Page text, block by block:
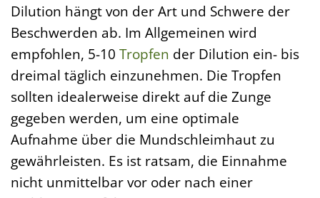
Dilution hängt von der Art und Schwere der
Beschwerden ab. Im Allgemeinen wird
empfohlen, 5-10 Tropfen der Dilution ein- bis
dreimal täglich einzunehmen. Die Tropfen
sollten idealerweise direkt auf die Zunge
gegeben werden, um eine optimale
Aufnahme über die Mundschleimhaut zu
gewährleisten. Es ist ratsam, die Einnahme
nicht unmittelbar vor oder nach einer